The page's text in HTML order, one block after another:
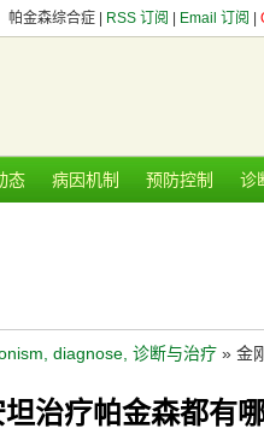
帕金森综合症 | RSS 订阅 Email 订阅
态 病因机制 预防控制 诊
diagnose, 诊断与治疗 » 金
治疗帕金森都有